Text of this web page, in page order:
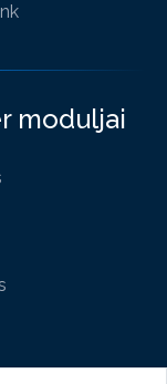
moduljai